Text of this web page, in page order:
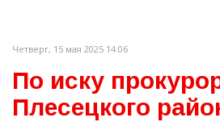
Четверг, 15 мая 2025 14:06
По иску
Плесецкого